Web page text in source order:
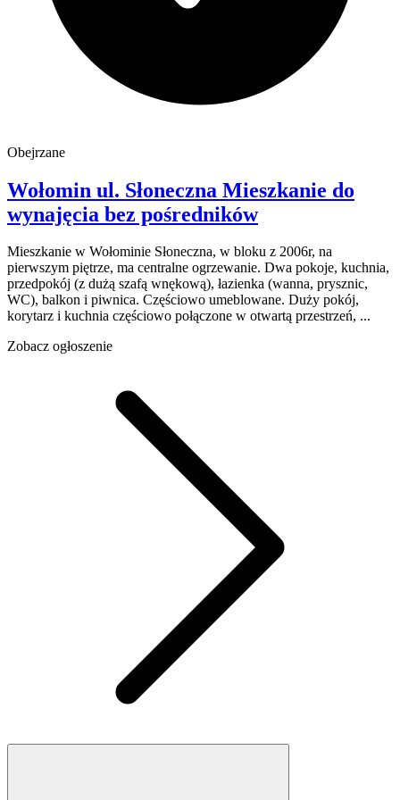
Obejrzane
Wołomin ul. Słoneczna Mieszkanie do
wynajęcia bez pośredników
Mieszkanie w Wołominie Słoneczna, w bloku z 2006r, na
pierwszym piętrze, ma centralne ogrzewanie. Dwa pokoje, kuchnia,
przedpokój (z dużą szafą wnękową), łazienka (wanna, prysznic,
WC), balkon i piwnica. Częściowo umeblowane. Duży pokój,
korytarz i kuchnia częściowo połączone w otwartą przestrzeń, ...
Zobacz ogłoszenie